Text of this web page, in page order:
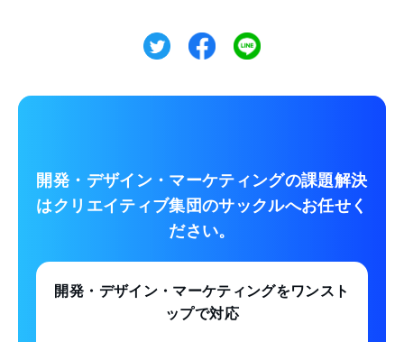
開発・デザイン・マーケティングの課題解決
はクリエイティブ集団のサックルへお任せく
ださい。
開発・デザイン・マーケティングをワンスト
ップで対応